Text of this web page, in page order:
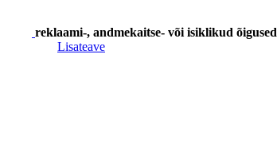
reklaami-, andmekaitse- või isiklikud õigused
Lisateave